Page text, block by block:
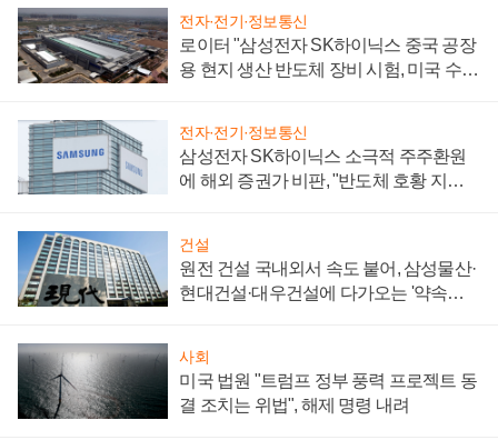
전자·전기·정보통신
로이터 "삼성전자 SK하이닉스 중국 공장
용 현지 생산 반도체 장비 시험, 미국 수출
전자·전기·정보통신
삼성전자 SK하이닉스 소극적 주주환원
에 해외 증권가 비판, "반도체 호황 지속
건설
원전 건설 국내외서 속도 붙어, 삼성물산·
현대건설·대우건설에 다가오는 '약속의
사회
미국 법원 "트럼프 정부 풍력 프로젝트 동
결 조치는 위법", 해제 명령 내려